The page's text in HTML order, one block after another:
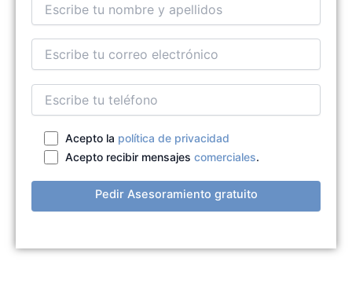
Acepto la política de privacidad
Acepto recibir mensajes comerciales.
Pedir Asesoramiento gratuito